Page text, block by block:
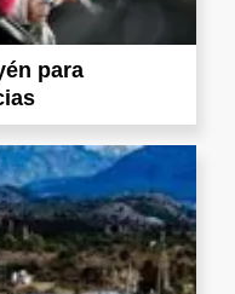
para